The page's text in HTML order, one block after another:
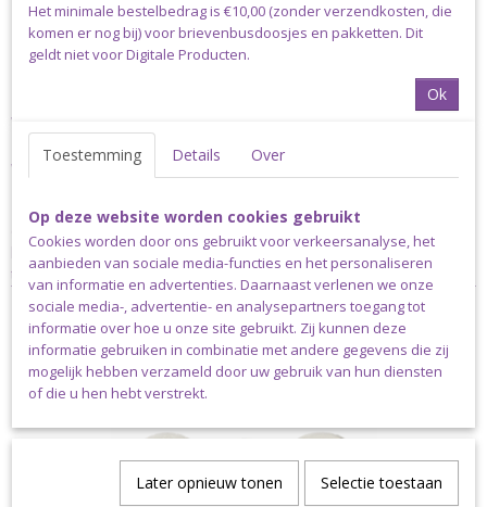
Life 40mm - 2 stuks
Houten knoop met de tekst Dare to be fabulous.
Verpakt per zakje à 2 stuks
Verzending
Dit artikel kan via een brievenbus doosje verzonden worden. Let
op: wordt jouw bestelling zwaarder dan 2kg en/of is jouw
besstelling boven de € 40,00 *exclusief verzendkoten) dan dien je
te kiezen voor pakketpost.
Ook interessant
Het minimale bestelbedrag is €10,00 (zonder verzendkosten, die
komen er nog bij) voor brievenbusdoosjes en pakketten. Dit
geldt niet voor Digitale Producten.
Ok
Toestemming Details Over
Op deze website worden cookies gebruikt
Cookies worden door ons gebruikt voor verkeersanalyse, het
aanbieden van sociale media-functies en het personaliseren
van informatie en advertenties. Daarnaast verlenen we onze
sociale media-, advertentie- en analysepartners toegang tot
informatie over hoe u onze site gebruikt. Zij kunnen deze
informatie gebruiken in combinatie met andere gegevens die zij
mogelijk hebben verzameld door uw gebruik van hun diensten
of die u hen hebt verstrekt.
Later opnieuw tonen Selectie toestaan